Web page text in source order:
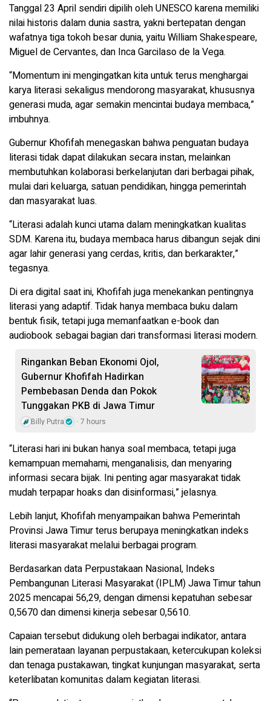
Tanggal 23 April sendiri dipilih oleh UNESCO karena memiliki
nilai historis dalam dunia sastra, yakni bertepatan dengan
wafatnya tiga tokoh besar dunia, yaitu William Shakespeare,
Miguel de Cervantes, dan Inca Garcilaso de la Vega.
“Momentum ini mengingatkan kita untuk terus menghargai
karya literasi sekaligus mendorong masyarakat, khususnya
generasi muda, agar semakin mencintai budaya membaca,”
imbuhnya.
Gubernur Khofifah menegaskan bahwa penguatan budaya
literasi tidak dapat dilakukan secara instan, melainkan
membutuhkan kolaborasi berkelanjutan dari berbagai pihak,
mulai dari keluarga, satuan pendidikan, hingga pemerintah
dan masyarakat luas.
“Literasi adalah kunci utama dalam meningkatkan kualitas
SDM. Karena itu, budaya membaca harus dibangun sejak dini
agar lahir generasi yang cerdas, kritis, dan berkarakter,”
tegasnya.
Di era digital saat ini, Khofifah juga menekankan pentingnya
literasi yang adaptif. Tidak hanya membaca buku dalam
bentuk fisik, tetapi juga memanfaatkan e-book dan
audiobook sebagai bagian dari transformasi literasi modern.
Ringankan Beban Ekonomi Ojol,
Gubernur Khofifah Hadirkan
Pembebasan Denda dan Pokok
Tunggakan PKB di Jawa Timur
Billy Putra 7 hours
“Literasi hari ini bukan hanya soal membaca, tetapi juga
kemampuan memahami, menganalisis, dan menyaring
informasi secara bijak. Ini penting agar masyarakat tidak
mudah terpapar hoaks dan disinformasi,” jelasnya.
Lebih lanjut, Khofifah menyampaikan bahwa Pemerintah
Provinsi Jawa Timur terus berupaya meningkatkan indeks
literasi masyarakat melalui berbagai program.
Berdasarkan data Perpustakaan Nasional, Indeks
Pembangunan Literasi Masyarakat (IPLM) Jawa Timur tahun
2025 mencapai 56,29, dengan dimensi kepatuhan sebesar
0,5670 dan dimensi kinerja sebesar 0,5610.
Capaian tersebut didukung oleh berbagai indikator, antara
lain pemerataan layanan perpustakaan, ketercukupan koleksi
dan tenaga pustakawan, tingkat kunjungan masyarakat, serta
keterlibatan komunitas dalam kegiatan literasi.